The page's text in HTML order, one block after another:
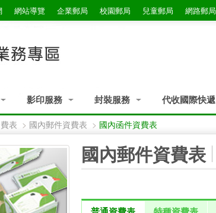
網站導覽 企業郵局 校園郵局 兒童郵局 網路郵局
影印服務 封裝服務 代收國際快遞
表 > 國內郵件資費表 > 國內函件資費表
國內郵件資費表